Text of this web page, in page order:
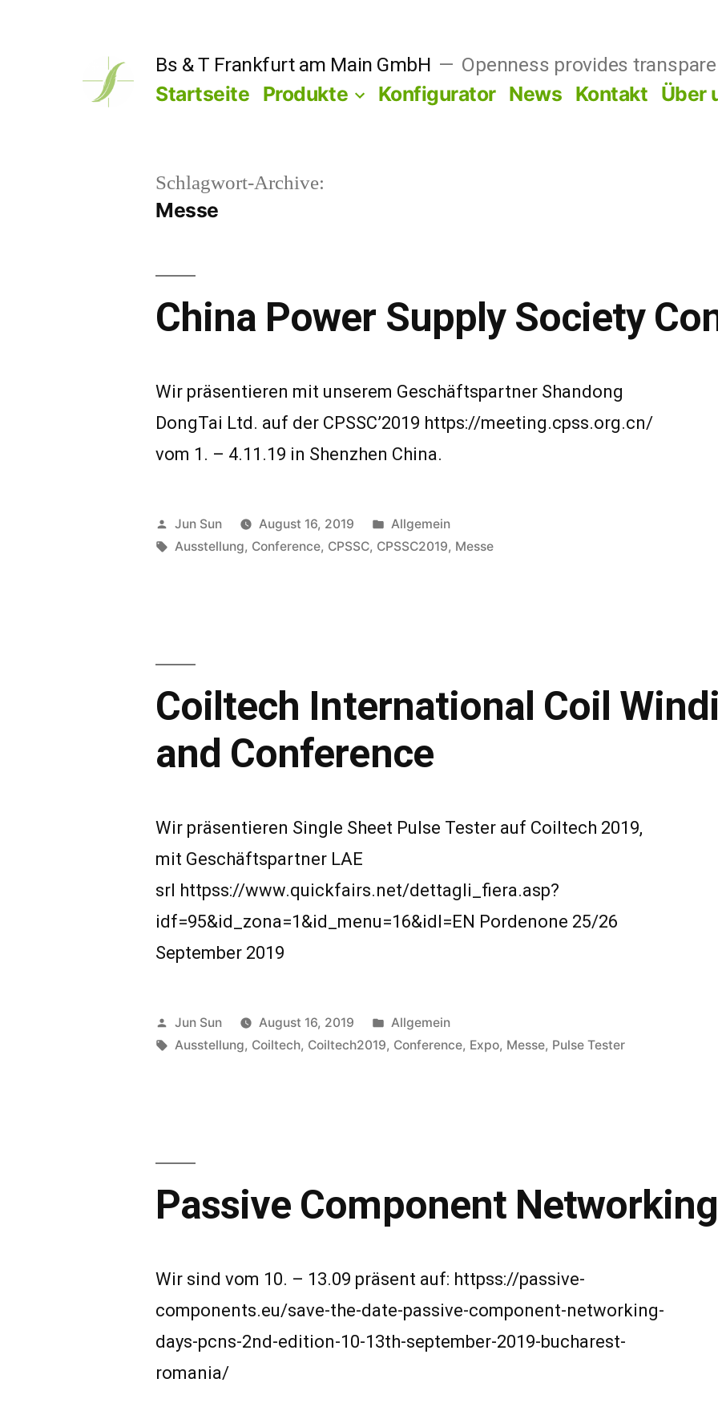
Bs & T Frankfurt am Main GmbH Openness provides
Startseite Produkte Konfigurator News Kontakt Über
Schlagwort-Archive:
Messe
China Power Supply Society
Wir präsentieren mit unserem Geschäftspartner Shandong
DongTai Ltd. auf der CPSSC’2019 https://meeting.cpss.org.cn/
vom 1. – 4.11.19 in Shenzhen China.
Veröffentlicht
von
Jun Sun August 16, 2019
Veröffentlicht
in
Allgemein
Schlagwörter:
Ausstellung, Conference, CPSSC, CPSSC2019, Messe
Coiltech International Coil
and Conference
Wir präsentieren Single Sheet Pulse Tester auf Coiltech 2019,
mit Geschäftspartner LAE
srl httpss://www.quickfairs.net/dettagli_fiera.asp?
idf=95&id_zona=1&id_menu=16&idl=EN Pordenone 25/26
September 2019
Veröffentlicht
von
Jun Sun August 16, 2019
Veröffentlicht
in
Allgemein
Schlagwörter:
Ausstellung, Coiltech, Coiltech2019, Conference, Expo, Messe, Pulse Tester
Passive Component
Wir sind vom 10. – 13.09 präsent auf: httpss://passive-
components.eu/save-the-date-passive-component-networking-
days-pcns-2nd-edition-10-13th-september-2019-bucharest-
romania/